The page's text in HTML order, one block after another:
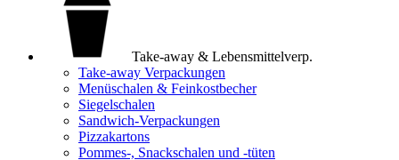
Take-away & Lebensmittelverp.
Take-away Verpackungen
Menüschalen & Feinkostbecher
Siegelschalen
Sandwich-Verpackungen
Pizzakartons
Pommes-, Snackschalen und -tüten